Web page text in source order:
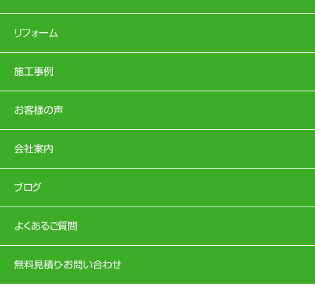
リフォーム
施工事例
お客様の声
会社案内
ブログ
よくあるご質問
無料見積り・お問い合わせ